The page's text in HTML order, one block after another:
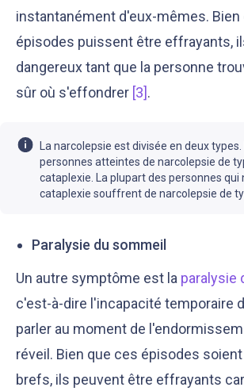
instantanément d'eux-mêmes. Bien
épisodes puissent être effrayants,
dangereux tant que la personne
sûr où s'effondrer [3].
La narcolepsie est divisée en deux
personnes atteintes de narcolepsie de
cataplexie. La plupart des personnes qui
cataplexie souffrent de narcolepsie de
Paralysie du sommeil
Un autre symptôme est la paralysie
c'est-à-dire l'incapacité temporaire
parler au moment de
réveil. Bien que ces épisodes
brefs, ils peuvent être effrayants